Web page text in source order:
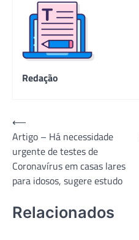
Redação
Navegação
de
Post
⟵
Artigo – Há necessidade
urgente de testes de
Coronavírus em casas lares
para idosos, sugere estudo
Relacionados